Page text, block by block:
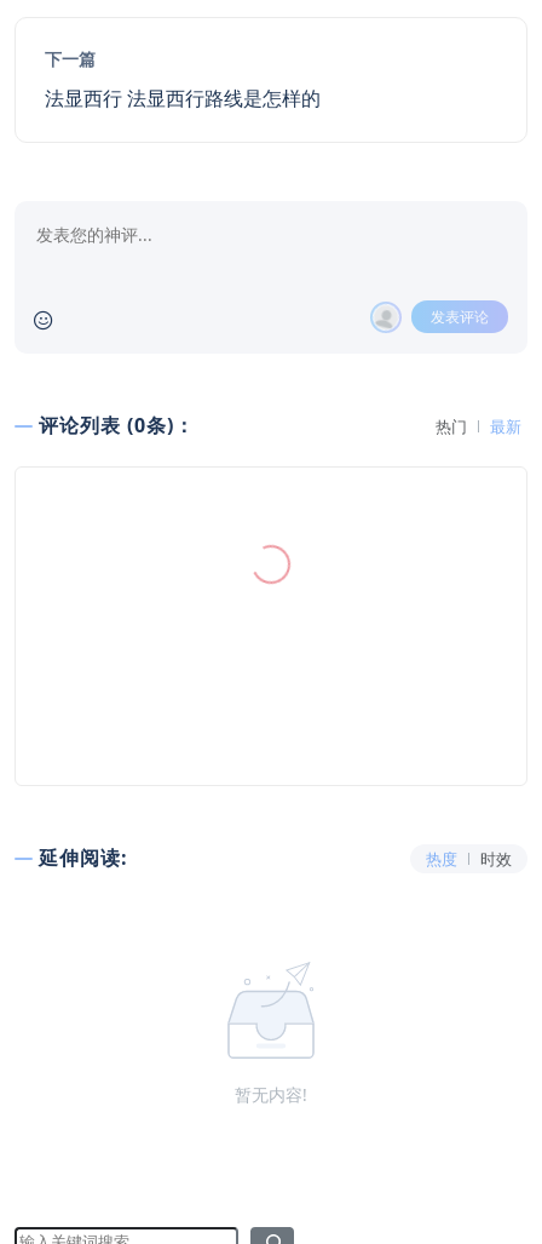
下一篇
法显西行 法显西行路线是怎样的
发表评论
评论列表 (0条)： 热门 最新
延伸阅读: 热度 时效
暂无内容!